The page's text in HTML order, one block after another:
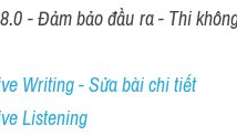
- Đảm bảo đầu ra - Thi
Writing - Sửa bài chi tiết
Listening